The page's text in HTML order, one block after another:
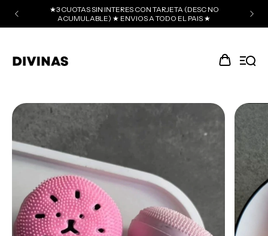
★3 CUOTAS SIN INTERES CON TARJETA (DESC NO
ACUMULABLE) ★ ENVIOS A TODO EL PAIS ★